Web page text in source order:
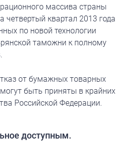
массива страны
квартал 2013 года
по новой технологии
таможни к полному
от бумажных товарных
быть приняты в крайних
Российской Федерации.
доступным.